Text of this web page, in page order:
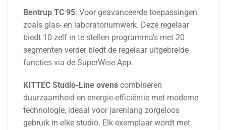
Bentrup TC 95: Voor geavanceerde toepassingen
zoals glas- en laboratoriumwerk. Deze regelaar
biedt 10 zelf in te stellen programma’s met 20
segmenten verder biedt de regelaar uitgebreide
functies via de SuperWise App.
KITTEC Studio-Line ovens combineren
duurzaamheid en energie-efficiëntie met moderne
technologie, ideaal voor jarenlang zorgeloos
gebruik in elke studio. Elk exemplaar wordt met